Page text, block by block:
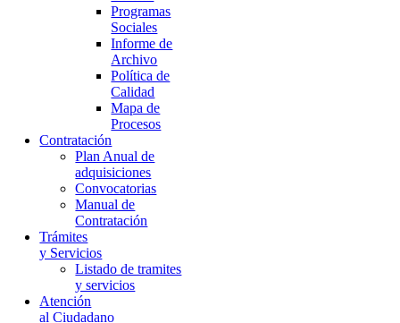
Programas
Sociales
Informe de
Archivo
Política de
Calidad
Mapa de
Procesos
Contratación
Plan Anual de
adquisiciones
Convocatorias
Manual de
Contratación
Trámites
y Servicios
Listado de tramites
y servicios
Atención
al Ciudadano